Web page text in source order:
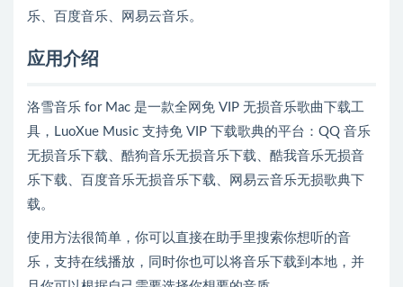
乐、百度音乐、网易云音乐。
应用介绍
洛雪音乐 for Mac 是一款全网免 VIP 无损音乐歌曲下载工
具，LuoXue Music 支持免 VIP 下载歌典的平台：QQ 音乐
无损音乐下载、酷狗音乐无损音乐下载、酷我音乐无损音
乐下载、百度音乐无损音乐下载、网易云音乐无损歌典下
载。
使用方法很简单，你可以直接在助手里搜索你想听的音
乐，支持在线播放，同时你也可以将音乐下载到本地，并